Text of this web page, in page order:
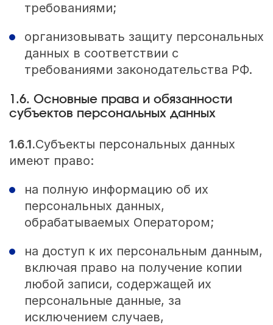
требованиями;
организовывать защиту персональных
данных в соответствии с
требованиями законодательства РФ.
1.6. Основные права и обязанности
субъектов персональных данных
1.6.1.Субъекты персональных данных
имеют право:
на полную информацию об их
персональных данных,
обрабатываемых Оператором;
на доступ к их персональным данным,
включая право на получение копии
любой записи, содержащей их
персональные данные, за
исключением случаев,